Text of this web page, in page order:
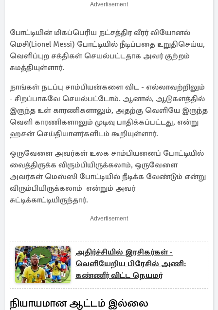
Advertisement
போட்டியின் மிகப்பெரிய நட்சத்திர வீரர் லியோனல்
மெசி(Lionel Messi) போட்டியில் நீடிப்பதை உறுதிசெய்ய,
வெளிப்புற சக்திகள் செயல்பட்டதாக அவர் குற்றம்
சுமத்தியுள்ளார்.
நாங்கள் நடப்பு சாம்பியன்களை விட - எல்லாவற்றிலும்
- சிறப்பாகவே செயல்பட்டோம். ஆனால், ஆடுகளத்தில்
இருந்த உள் காரணிகளாலும், அதற்கு வெளியே இருந்த
வெளி காரணிகளாலும் முடிவு பாதிக்கப்பட்டது, என்று
ஹசன் செய்தியாளர்களிடம் கூறியுள்ளார்.
ஒருவேளை அவர்கள் உலக சாம்பியனைப் போட்டியில்
வைத்திருக்க விரும்பியிருக்கலாம், ஒருவேளை
அவர்கள் மெஸ்ஸி போட்டியில் நீடிக்க வேண்டும் என்று
விரும்பியிருக்கலாம் என்றும் அவர்
சுட்டிக்காட்டியிருந்தார்.
Advertisement
அதிர்ச்சியில் இரசிகர்கள் -
வெளியேறிய பிரேசில் அணி:
கண்ணீர் விட்ட நெயமர்
நியாயமான ஆட்டம் இல்லை